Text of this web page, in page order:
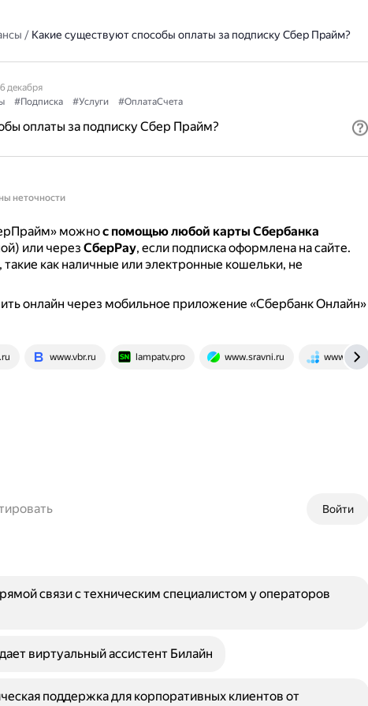
/ Какие существуют способы оплаты за подписку Сбер Прайм?
декабря
#Подписка #Услуги #ОплатаСчета
оплаты за подписку Сбер Прайм?
неточности
можнос помощью любой карты Сбербанка
или через СберPay, если подписка оформлена на сайте.
как наличные или электронные кошельки, не
онлайн через мобильное приложение «Сбербанк Онлайн»
www.vbr.ru lampatv.pro www.sravni.ru
Войти
связи с техническим специалистом у операторов
виртуальный ассистент Билайн
поддержка для корпоративных клиентов от